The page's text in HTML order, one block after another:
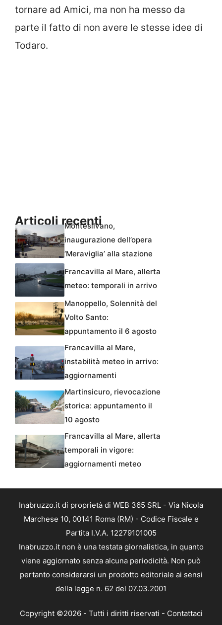
tornare ad Amici, ma non ha messo da
parte il fatto di non avere le stesse idee di
Todaro.
Articoli recenti
Montesilvano,
inaugurazione dell’opera
‘Meraviglia’ alla stazione
Francavilla al Mare, allerta
meteo: temporali in arrivo
Manoppello, Solennità del
Volto Santo:
appuntamento il 6 agosto
Francavilla al Mare,
instabilità meteo in arrivo:
aggiornamenti
Martinsicuro, rievocazione
storica: appuntamento il
10 agosto
Francavilla al Mare, allerta
temporali in vigore:
aggiornamenti meteo
Inabruzzo.it di proprietà di WEB 365 SRL - Via Nicola
Marchese 10, 00141 Roma (RM) - Codice Fiscale e
Partita I.V.A. 12279101005
Inabruzzo.it non è una testata giornalistica, in quanto
viene aggiornato senza alcuna periodicità. Non può
pertanto considerarsi un prodotto editoriale ai sensi
della legge n. 62 del 07.03.2001
Copyright ©2026 - Tutti i diritti riservati - Contattaci